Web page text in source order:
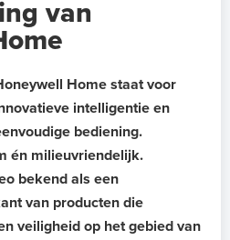
van
Home staat voor
intelligentie en
bediening.
én milieuvriendelijk.
bekend als een
van producten die
veiligheid op het gebied van